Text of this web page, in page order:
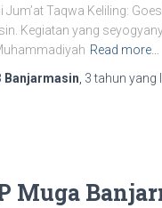
Taqwa Keliling:
Kegiatan yang
Read more…
Banjarmasin 3 tahun yang
Muga